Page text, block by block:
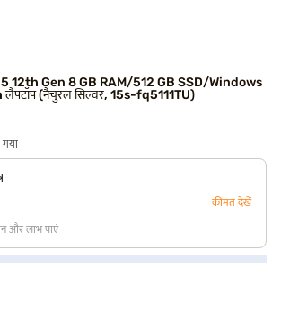
12th Gen 8 GB RAM/512 GB SSD/Windows
(नैचुरल सिल्वर, 15s-fq5111TU)
गया
कीमत देखें
और लाभ पाएं